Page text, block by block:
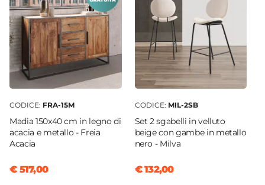
CODICE: FRA-15M
Madia 150x40 cm in legno di
acacia e metallo - Freia
Acacia
€ 517,00
CODICE: MIL-2SB
Set 2 sgabelli in velluto
beige con gambe in metallo
nero - Milva
€ 132,00